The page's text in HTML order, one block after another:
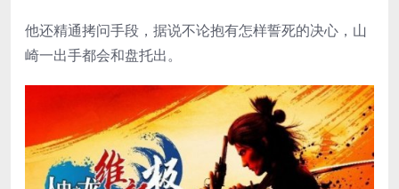
他还精通拷问手段，据说不论抱有怎样誓死的决心，山
崎一出手都会和盘托出。